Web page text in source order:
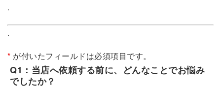
.
.
* が付いたフィールドは必須項目です。
Q1：当店へ依頼する前に、どんなことでお悩み
でしたか？